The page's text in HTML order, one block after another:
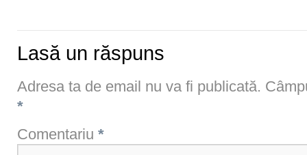
Lasă un răspuns
Adresa ta de email nu va fi publicată.
*
Comentariu *